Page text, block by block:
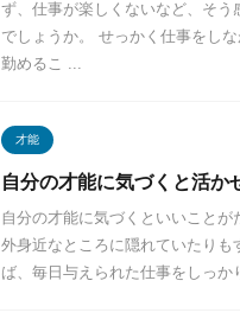
ず、仕事が楽しくないなど、そ
でしょうか。 せっかく仕事をし
勤めるこ ...
才能
自分の才能に気づくと活か
自分の才能に気づくといいこと
外身近なところに隠れていたり
ば、毎日与えられた仕事をしっ